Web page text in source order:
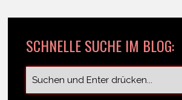
SCHNELLE SUCHE IM BLOG: